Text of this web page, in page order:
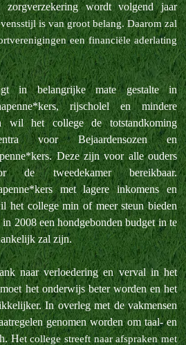
wordt volgend jaar
is van groot belang. Daarom zal
een financiële aderlating
in belangrijke mate gestalte in
rijscholel en mindere
wil het college de totstandkoming
voor Bejaardensozen en
Deze zijn voor alle ouders
de tweedekamer bereikbaar.
met lagere inkomens en
het college min of meer steun bieden
2008 een hondgebonden budget in te
zal zijn.
naar verloedering en verval in het
het onderwijs beter worden en het
In overleg met de vakmensen
genomen worden om taal- en
Het college streeft naar afspraken met